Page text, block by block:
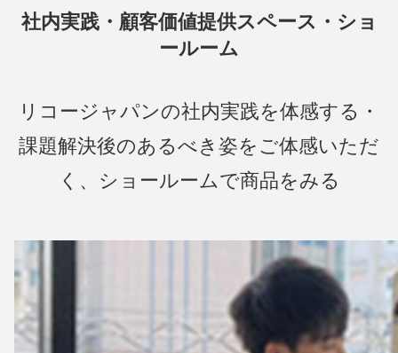
社内実践・顧客価値提供スペース・ショ
ールーム
リコージャパンの社内実践を体感する・
課題解決後のあるべき姿をご体感いただ
く、ショールームで商品をみる